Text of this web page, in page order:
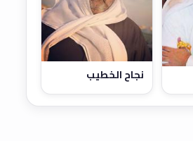
نجاح الخطيب